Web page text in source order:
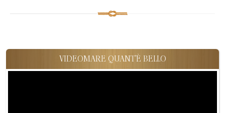
VIDEOMARE QUANT'È BELLO